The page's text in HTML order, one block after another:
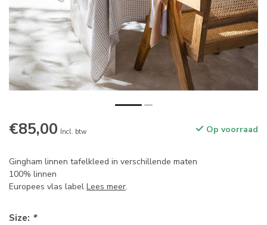
€85,00 Incl. btw Op voorraad
Gingham linnen tafelkleed in verschillende maten
100% linnen
Europees vlas label Lees meer.
Size: *